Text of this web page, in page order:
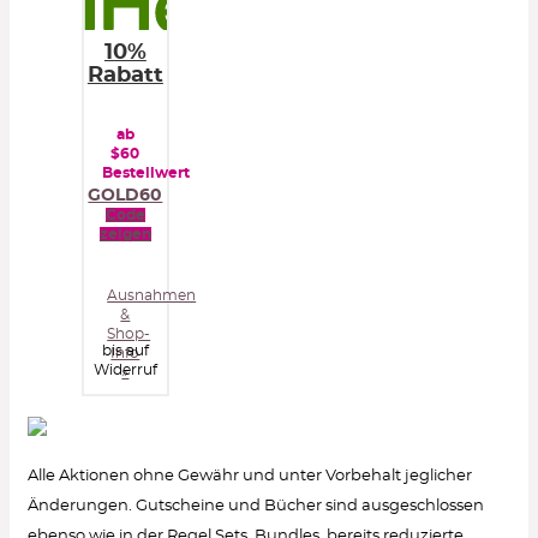
10%
Rabatt
ab
$60
Bestellwert
GOLD60
Code
zeigen
Ausnahmen
&
Shop-
Info
»
bis auf
Widerruf
Alle Aktionen ohne Gewähr und unter Vorbehalt jeglicher
Änderungen. Gutscheine und Bücher sind ausgeschlossen